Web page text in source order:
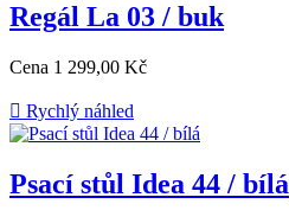
Regál La 03 / buk
Cena 1 299,00 Kč
 Rychlý náhled
Psací stůl Idea 44 / bílá